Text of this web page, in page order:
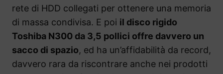
rete di HDD collegati per ottenere una memoria
di massa condivisa. E poi il disco rigido
Toshiba N300 da 3,5 pollici offre davvero un
sacco di spazio, ed ha un’affidabilità da record,
davvero rara da riscontrare anche nei prodotti